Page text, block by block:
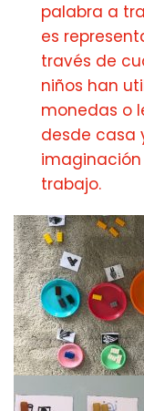
palabra a
es
través de
niños han
monedas o
desde casa
trabajo.